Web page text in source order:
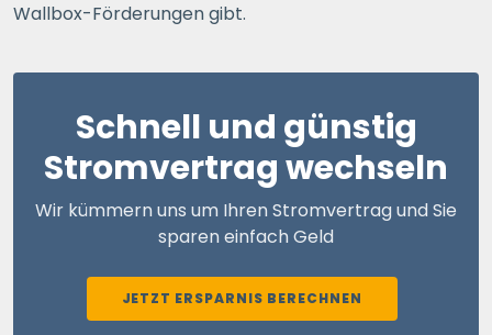
Wallbox-Förderungen gibt.
Schnell und günstig
Stromvertrag wechseln
Wir kümmern uns um Ihren Stromvertrag und Sie
sparen einfach Geld
JETZT ERSPARNIS BERECHNEN